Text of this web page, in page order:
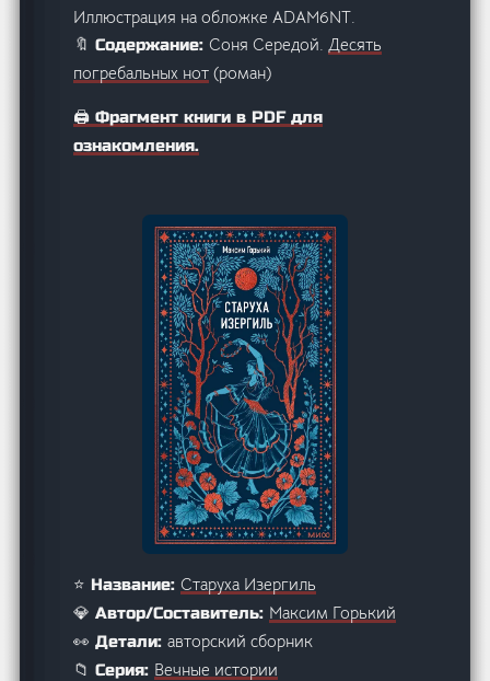
Иллюстрация на обложке ADAM6NT.
🔖 Содержание:Соня Середой. Десять
погребальных нот (роман)
🖨️ Фрагмент книги в PDF для
ознакомления.
⭐ Название:Старуха Изергиль
💎 Автор/Составитель: Максим Горький
👀 Детали:авторский сборник
📁 Серия: Вечные истории